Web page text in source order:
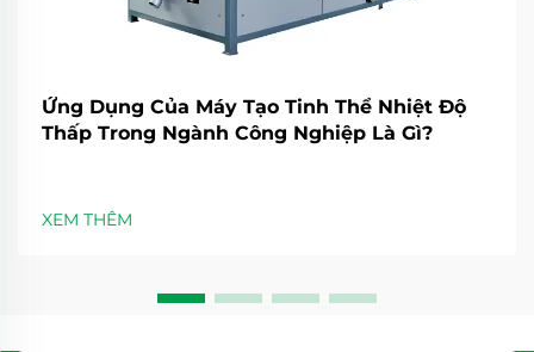
Ứng Dụng Của Máy Tạo Tinh Thể Nhiệt Độ
Thấp Trong Ngành Công Nghiệp Là Gì?
XEM THÊM